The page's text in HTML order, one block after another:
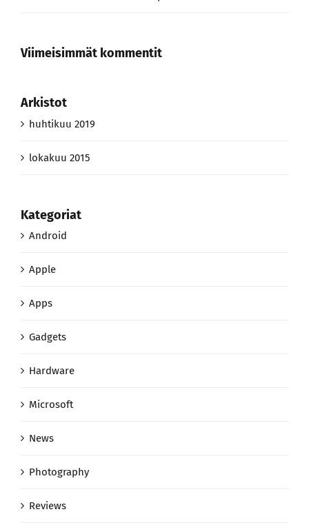
Viimeisimmät kommentit
Arkistot
huhtikuu 2019
lokakuu 2015
Kategoriat
Android
Apple
Apps
Gadgets
Hardware
Microsoft
News
Photography
Reviews